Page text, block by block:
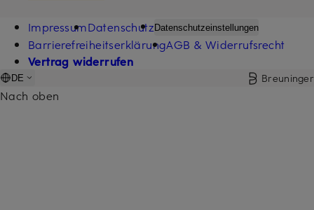
ImpressumDatenschutzDatenschutzeinstellungen
BarrierefreiheitserklärungAGB & Widerrufsrecht
Vertrag widerrufen
DE Breuninger
Nach oben